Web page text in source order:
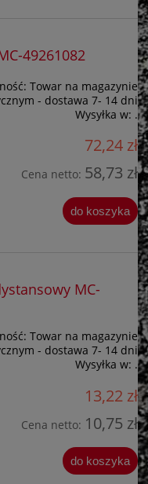
49261082
Towar na magazynie
- dostawa 7- 14 dni
Wysyłka w: .
72,24 zł
Cena netto: 58,73 zł
do koszyka
MC-
Towar na magazynie
- dostawa 7- 14 dni
Wysyłka w: .
13,22 zł
Cena netto: 10,75 zł
do koszyka